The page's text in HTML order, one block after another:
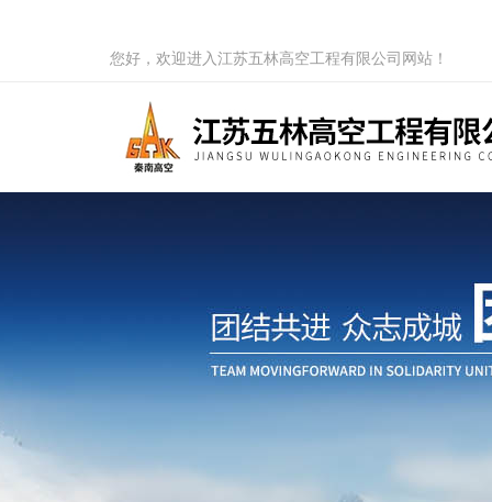
您好，欢迎进入江苏五林高空工程有限公司网站！